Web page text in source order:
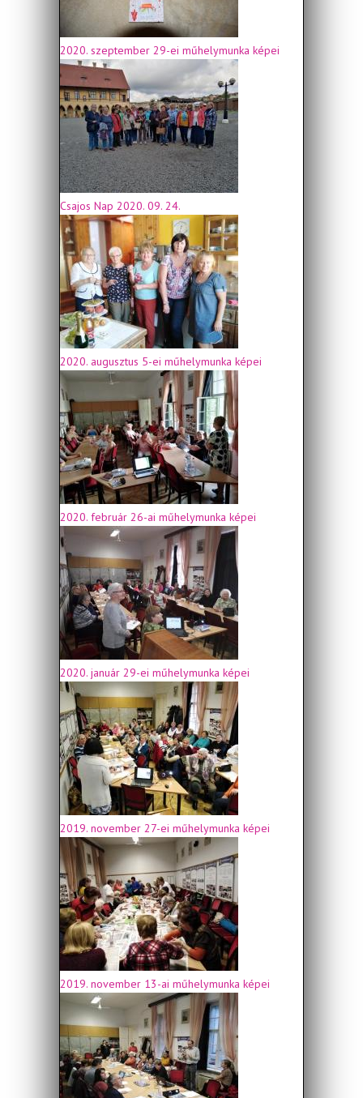
2020. szeptember 29-ei műhelymunka képei
Csajos Nap 2020. 09. 24.
2020. augusztus 5-ei műhelymunka képei
2020. február 26-ai műhelymunka képei
2020. január 29-ei műhelymunka képei
2019. november 27-ei műhelymunka képei
2019. november 13-ai műhelymunka képei